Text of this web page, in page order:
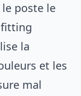
poste le
fitting
la
et les
mal